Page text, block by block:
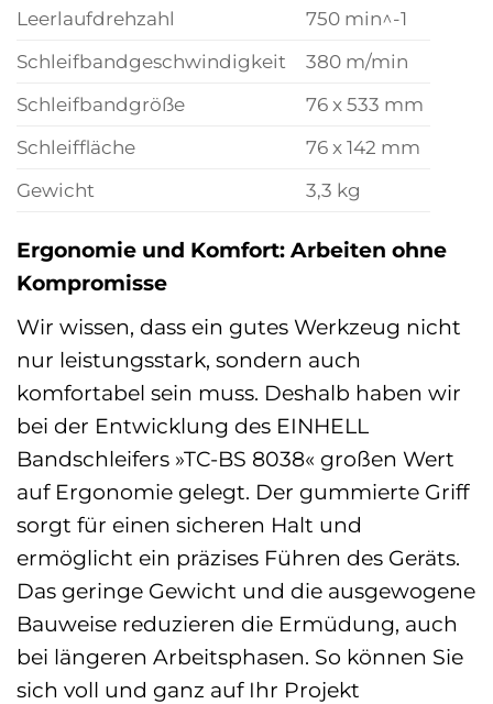
Leerlaufdrehzahl
750 min^-1
Schleifbandgeschwindigkeit
380 m/min
Schleifbandgröße
76 x 533 mm
Schleiffläche
76 x 142 mm
Gewicht
3,3 kg
Ergonomie und Komfort: Arbeiten ohne
Kompromisse
Wir wissen, dass ein gutes Werkzeug nicht
nur leistungsstark, sondern auch
komfortabel sein muss. Deshalb haben wir
bei der Entwicklung des EINHELL
Bandschleifers »TC-BS 8038« großen Wert
auf Ergonomie gelegt. Der gummierte Griff
sorgt für einen sicheren Halt und
ermöglicht ein präzises Führen des Geräts.
Das geringe Gewicht und die ausgewogene
Bauweise reduzieren die Ermüdung, auch
bei längeren Arbeitsphasen. So können Sie
sich voll und ganz auf Ihr Projekt